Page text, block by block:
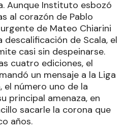
Aunque Instituto esbozó
al corazón de Pablo
de Mateo Chiarini
de Scala, el
casi sin despeinarse.
cuatro ediciones, el
un mensaje a la Liga
el número uno de la
principal amenaza, en
sacarle la corona que
años.